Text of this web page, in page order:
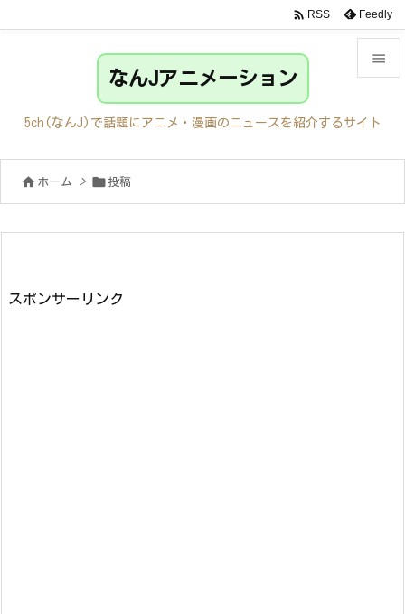

サイド
前へ

 RSS Feedly
なんJアニメーション
5ch(なんJ)で話題にアニメ・漫画のニュースを紹介するサイト
 ホーム >  投稿
スポンサーリンク